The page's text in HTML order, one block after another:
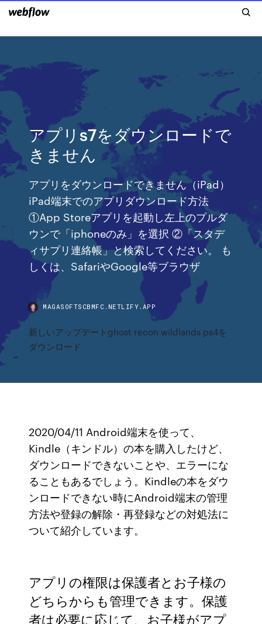
アプリs7をダウンロードで
きません
アプリをダウンロードできません（iPad）
iPad端末でのアプリダウンロード方法
①App Storeアプリを起動し左上のプルダ
ウンで「iphoneのみ」を選択 ②「スタデ
ィサプリ連絡帳」と検索してください。 も
しくは、SafariやGoogle等ブラウザ
MAGASOFTSCBMFC.NETLIFY.APP
新しいアップデートghost recon wildlands ps4を
ダウンロード
2020/04/11 Android端末を使って、
Kindle（キンドル）の本を購入したけど、
ダウンロードできないことや、エラーにな
ることもあるでしょう。Kindleの本をダウ
ンロードできない時にAndroid端末の管理
方法や登録の解除・再登録などの対処法に
ついて紹介しています。
アプリの権限は保護者とお子様の
どちらからも管理できます。保護
者は必要に応じて、お子様がアプ